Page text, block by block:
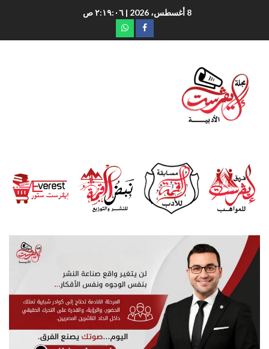
8 أغسطس، 2026 | ٢:١٩:٠٧ ص